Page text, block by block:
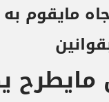
مايقوم